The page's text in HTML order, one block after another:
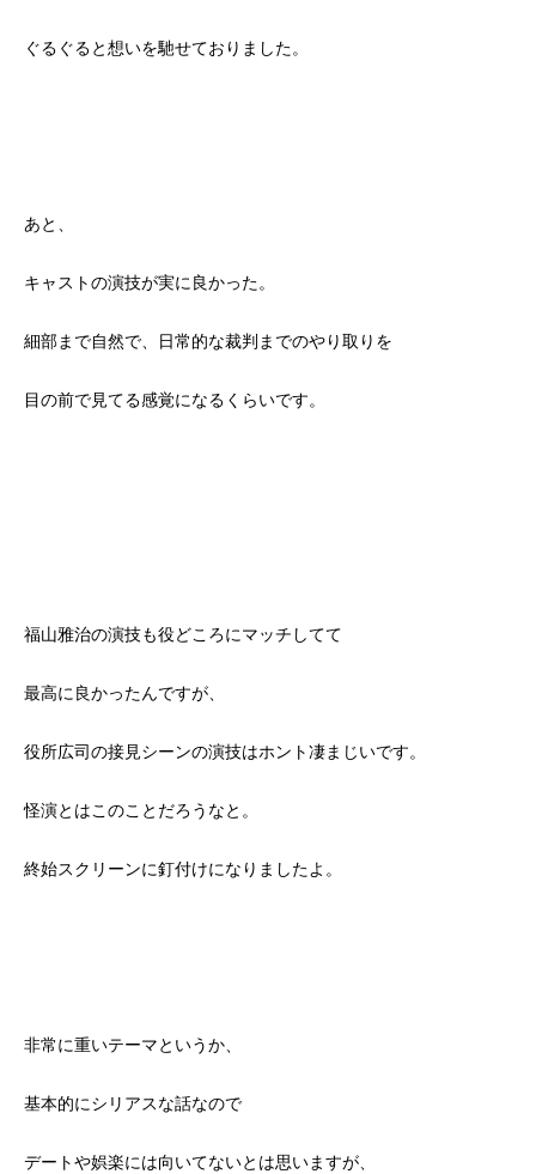
ぐるぐると想いを馳せておりました。
あと、
キャストの演技が実に良かった。
細部まで自然で、日常的な裁判までのやり取りを
目の前で見てる感覚になるくらいです。
福山雅治の演技も役どころにマッチしてて
最高に良かったんですが、
役所広司の接見シーンの演技はホント凄まじいです。
怪演とはこのことだろうなと。
終始スクリーンに釘付けになりましたよ。
非常に重いテーマというか、
基本的にシリアスな話なので
デートや娯楽には向いてないとは思いますが、